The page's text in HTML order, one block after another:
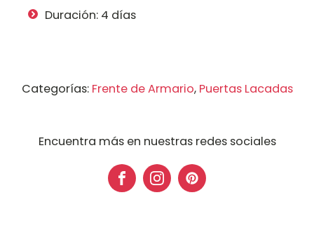
Duración: 4 días
Categorías: Frente de Armario, Puertas Lacadas
Encuentra más en nuestras redes sociales